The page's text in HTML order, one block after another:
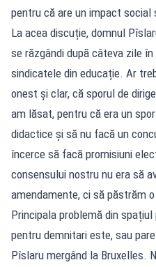
pentru că are un impact social
La acea discuție, domnul
se răzgândi după câteva zile
sindicatele din educație. Ar
onest și clar, că sporul de
am lăsat, pentru că era un
didactice și să nu facă un
încerce să facă promisiuni
consensului nostru nu era să
amendamente, ci să păstrăm
Principala problemă din
pentru demnitari este, sau
Pîslaru mergând la Bruxelles.